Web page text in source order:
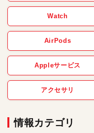
Watch
AirPods
Appleサービス
アクセサリ
情報カテゴリ